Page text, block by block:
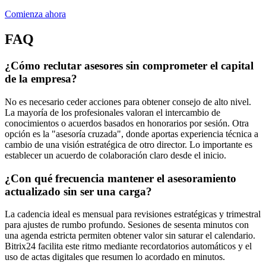
Comienza ahora
FAQ
¿Cómo reclutar asesores sin comprometer el capital
de la empresa?
No es necesario ceder acciones para obtener consejo de alto nivel.
La mayoría de los profesionales valoran el intercambio de
conocimientos o acuerdos basados en honorarios por sesión. Otra
opción es la "asesoría cruzada", donde aportas experiencia técnica a
cambio de una visión estratégica de otro director. Lo importante es
establecer un acuerdo de colaboración claro desde el inicio.
¿Con qué frecuencia mantener el asesoramiento
actualizado sin ser una carga?
La cadencia ideal es mensual para revisiones estratégicas y trimestral
para ajustes de rumbo profundo. Sesiones de sesenta minutos con
una agenda estricta permiten obtener valor sin saturar el calendario.
Bitrix24 facilita este ritmo mediante recordatorios automáticos y el
uso de actas digitales que resumen lo acordado en minutos.